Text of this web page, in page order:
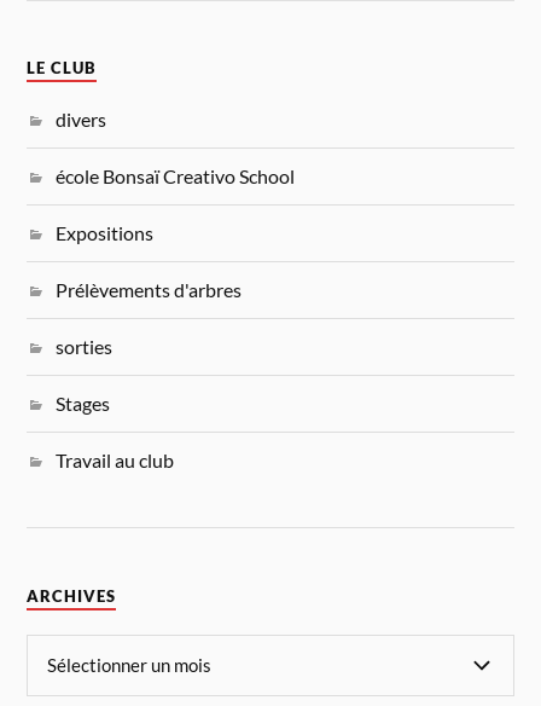
LE CLUB
divers
école Bonsaï Creativo School
Expositions
Prélèvements d'arbres
sorties
Stages
Travail au club
ARCHIVES